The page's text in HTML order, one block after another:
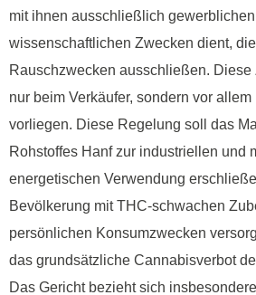
mit ihnen ausschließlich
wissenschaftlichen Zwecken dient,
Rauschzwecken ausschließen.
nur beim Verkäufer, sondern vor
vorliegen. Diese Regelung soll das
Rohstoffes Hanf zur industriellen und
energetischen Verwendung
Bevölkerung mit THC-schwachen
persönlichen Konsumzwecken
das grundsätzliche Cannabisverbot
Das Gericht bezieht sich